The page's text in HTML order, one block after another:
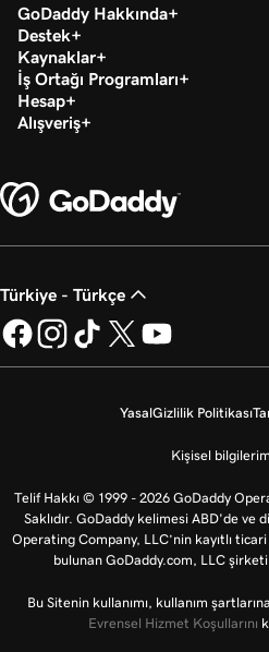
GoDaddy Hakkında
Destek
Kaynaklar
İş Ortağı Programları
Hesap
Alışveriş
Türkiye - Türkçe
YasalGizlilik Politikası
Kişisel
Telif Hakkı © 1999 - 2026 GoDaddy
Saklıdır. GoDaddy kelimesi ABD'de ve
Operating Company, LLC’nin kayıtlı
bulunan GoDaddy.com, LLC
Bu Sitenin kullanımı, kullanım
Evrensel Hizmet Koşullarını